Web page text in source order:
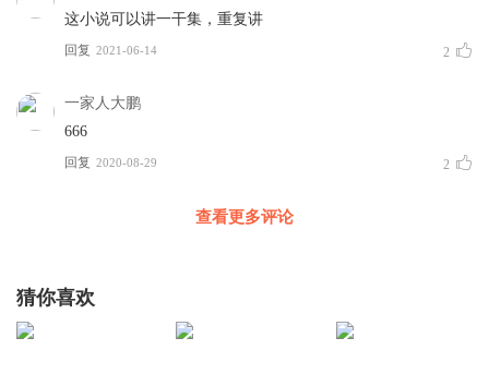
这小说可以讲一干集，重复讲
回复 2021-06-14 2
一家人大鹏
666
回复 2020-08-29 2
查看更多评论
猜你喜欢